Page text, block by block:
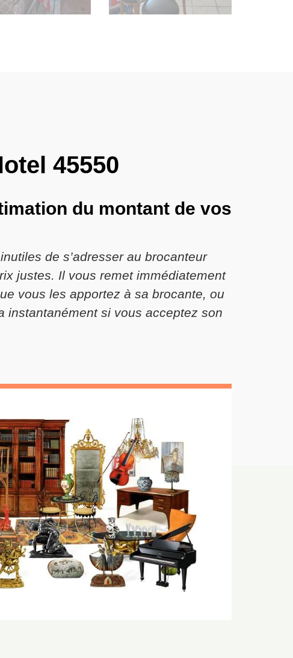
45550
du montant de vos
de s’adresser au brocanteur
justes. Il vous remet immédiatement
vous les apportez à sa brocante, ou
instantanément si vous acceptez son